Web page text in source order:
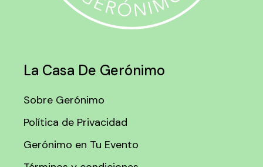
La Casa De Gerónimo
Sobre Gerónimo
Política de Privacidad
Gerónimo en Tu Evento